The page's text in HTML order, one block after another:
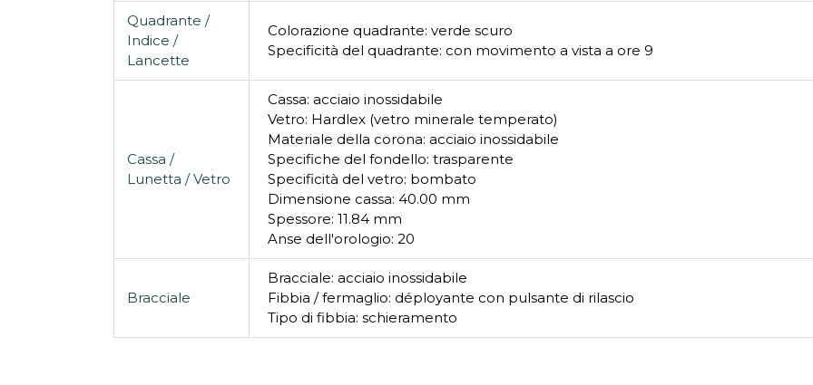
Quadrante /
Indice /
Lancette
Colorazione quadrante: verde scuro
Specificità del quadrante: con movimento a vista a ore 9
Cassa /
Lunetta / Vetro
Cassa: acciaio inossidabile
Vetro: Hardlex (vetro minerale temperato)
Materiale della corona: acciaio inossidabile
Specifiche del fondello: trasparente
Specificità del vetro: bombato
Dimensione cassa: 40.00 mm
Spessore: 11.84 mm
Anse dell'orologio: 20
Bracciale
Bracciale: acciaio inossidabile
Fibbia / fermaglio: déployante con pulsante di rilascio
Tipo di fibbia: schieramento